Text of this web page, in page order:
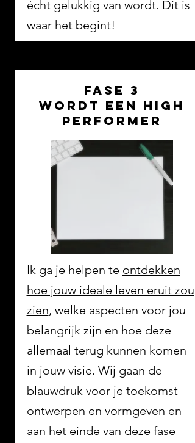
écht gelukkig van wordt. Dit is
waar het begint!
fase 3
wordt een high
performer
Ik ga je helpen te ontdekken
hoe jouw ideale leven eruit zou
zien, welke aspecten voor jou
belangrijk zijn en hoe deze
allemaal terug kunnen komen
in jouw visie. Wij gaan de
blauwdruk voor je toekomst
ontwerpen en vormgeven en
aan het einde van deze fase